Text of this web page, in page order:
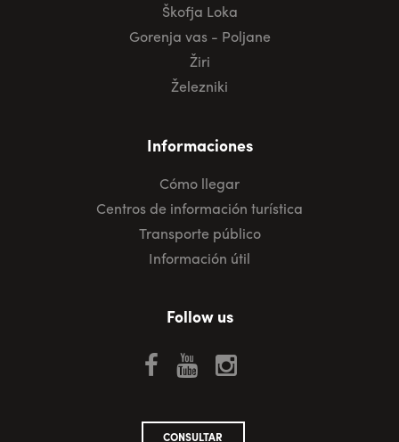
Škofja Loka
Gorenja vas - Poljane
Žiri
Železniki
Informaciones
Cómo llegar
Centros de información turística
Transporte público
Información útil
Follow us
CONSULTAR